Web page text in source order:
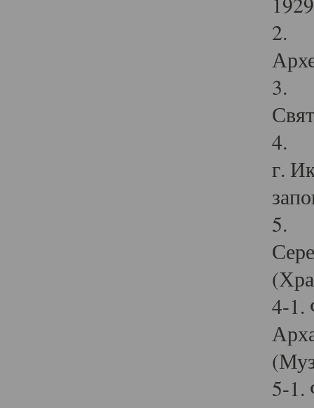
2.
3.
4.
г.
5.
4-1.
5-1.